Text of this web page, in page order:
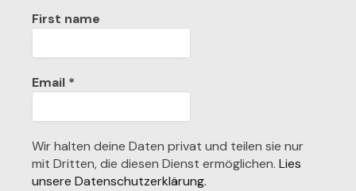
First name
Email *
Wir halten deine Daten privat und teilen sie nur
mit Dritten, die diesen Dienst ermöglichen. Lies
unsere Datenschutzerklärung.